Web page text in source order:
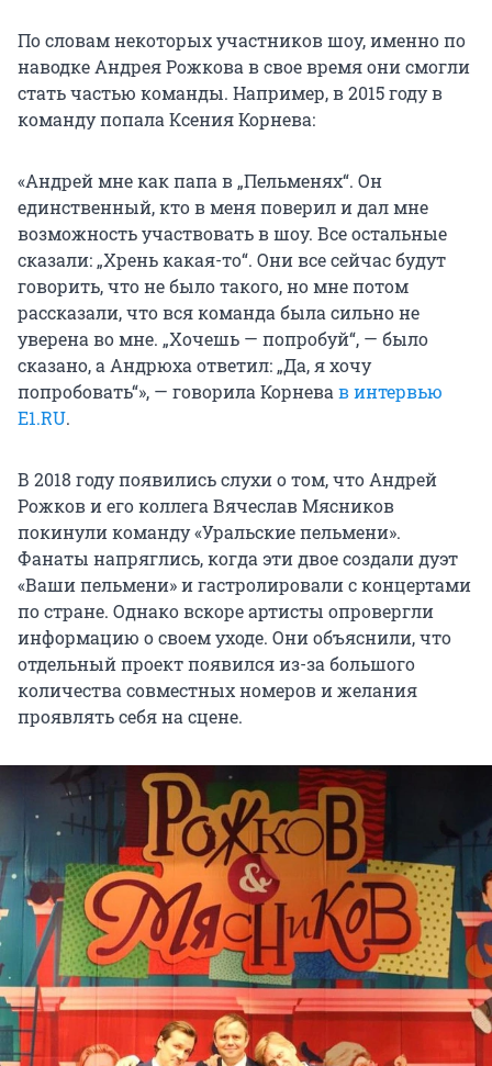
По словам некоторых участников шоу, именно по
наводке Андрея Рожкова в свое время они смогли
стать частью команды. Например, в 2015 году в
команду попала Ксения Корнева:
«Андрей мне как папа в „Пельменях“. Он
единственный, кто в меня поверил и дал мне
возможность участвовать в шоу. Все остальные
сказали: „Хрень какая-то“. Они все сейчас будут
говорить, что не было такого, но мне потом
рассказали, что вся команда была сильно не
уверена во мне. „Хочешь — попробуй“, — было
сказано, а Андрюха ответил: „Да, я хочу
попробовать“», — говорила Корнева в интервью
E1.RU.
В 2018 году появились слухи о том, что Андрей
Рожков и его коллега Вячеслав Мясников
покинули команду «Уральские пельмени».
Фанаты напряглись, когда эти двое создали дуэт
«Ваши пельмени» и гастролировали с концертами
по стране. Однако вскоре артисты опровергли
информацию о своем уходе. Они объяснили, что
отдельный проект появился из-за большого
количества совместных номеров и желания
проявлять себя на сцене.